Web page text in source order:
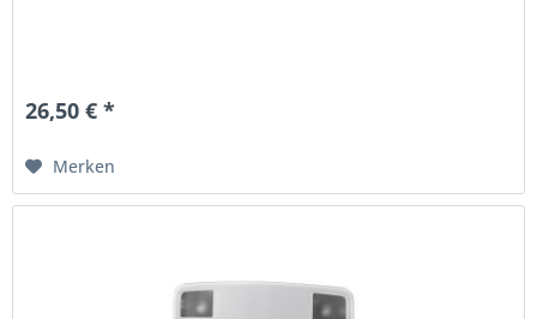
26,50 € *
Merken